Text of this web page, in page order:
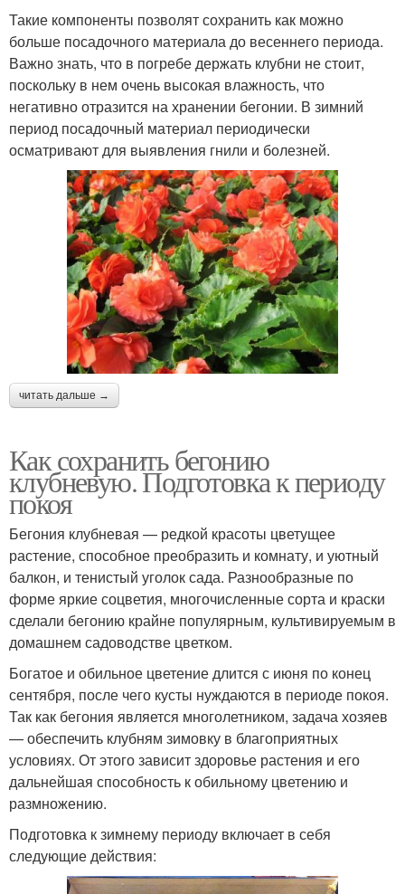
Такие компоненты позволят сохранить как можно
больше посадочного материала до весеннего периода.
Важно знать, что в погребе держать клубни не стоит,
поскольку в нем очень высокая влажность, что
негативно отразится на хранении бегонии. В зимний
период посадочный материал периодически
осматривают для выявления гнили и болезней.
читать дальше →
Как сохранить бегонию
клубневую. Подготовка к периоду
покоя
Бегония клубневая — редкой красоты цветущее
растение, способное преобразить и комнату, и уютный
балкон, и тенистый уголок сада. Разнообразные по
форме яркие соцветия, многочисленные сорта и краски
сделали бегонию крайне популярным, культивируемым в
домашнем садоводстве цветком.
Богатое и обильное цветение длится с июня по конец
сентября, после чего кусты нуждаются в периоде покоя.
Так как бегония является многолетником, задача хозяев
— обеспечить клубням зимовку в благоприятных
условиях. От этого зависит здоровье растения и его
дальнейшая способность к обильному цветению и
размножению.
Подготовка к зимнему периоду включает в себя
следующие действия: